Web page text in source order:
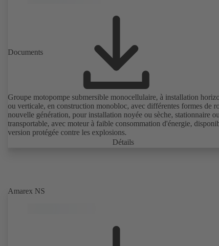
Documents
Groupe motopompe submersible monocellulaire, à installation
ou verticale, en construction monobloc, avec différentes formes de
nouvelle génération, pour installation noyée ou sèche, stationnaire
transportable, avec moteur à faible consommation d'énergie,
version protégée contre les explosions.
Détails
Amarex NS